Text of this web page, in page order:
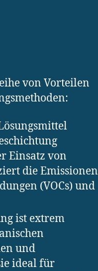
von Vorteilen
Einsatz von
die Emissionen
(VOCs) und
ist extrem
und
ideal für